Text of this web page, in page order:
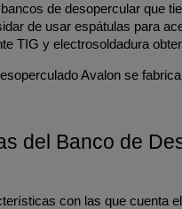
de desopercular que
de usar espátulas para
TIG y electrosoldadura
Avalon se
del Banco de
con las que cuenta